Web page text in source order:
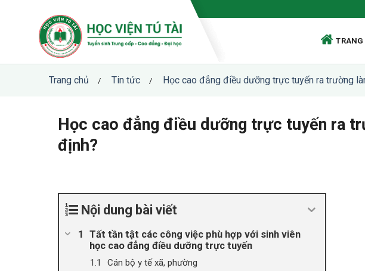
TRANG
Trang chủ / Tin tức / Học cao đẳng điều dưỡng trực tuyến ra trường
Học cao đẳng điều dưỡng trực tuyến ra
định?
Nội dung bài viết
Tất tần tật các công việc phù hợp với sinh viên
học cao đẳng điều dưỡng trực tuyến
Cán bộ y tế xã, phường